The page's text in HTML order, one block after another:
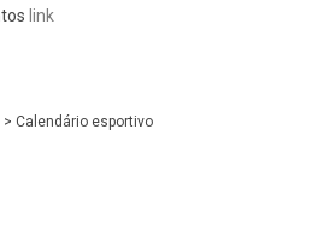
link
> Calendário esportivo